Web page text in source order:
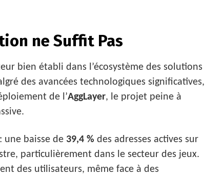
ne Suffit Pas
bien établi dans l’écosystème des solutions
des avancées technologiques significatives,
de l’AggLayer, le projet peine à
une baisse de 39,4 % des adresses actives sur
particulièrement dans le secteur des jeux.
des utilisateurs, même face à des